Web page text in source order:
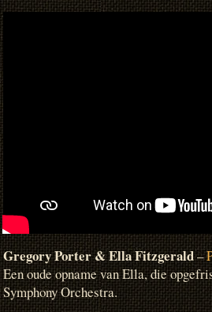
Gregory Porter& Ella Fitzgerald–
Een oude opname van Ella, die
Symphony Orchestra.